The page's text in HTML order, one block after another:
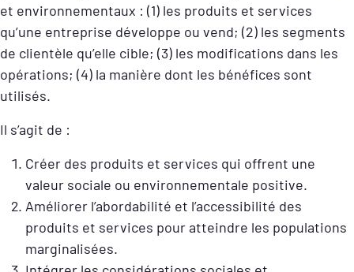
et environnementaux : (1) les produits et services
qu’une entreprise développe ou vend; (2) les segments
de clientèle qu’elle cible; (3) les modifications dans les
opérations; (4) la manière dont les bénéfices sont
utilisés.
Il s’agit de :
Créer des produits et services qui offrent une
valeur sociale ou environnementale positive.
Améliorer l’abordabilité et l’accessibilité des
produits et services pour atteindre les populations
marginalisées.